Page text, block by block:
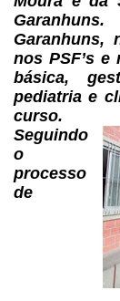
Garanhuns.
Garanhuns,
nos PSF’s e
básica,
pediatria e
curso.
Seguindo
o
processo
de